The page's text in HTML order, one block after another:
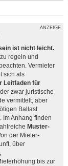
ANZEIGE
ist nicht leicht.
regeln und
Vermieter
sich als
Leitfaden für
zwar juristische
vermittelt, aber
Ballast
Im Anhang finden
Muster-
der Mieter-
über
bis zur